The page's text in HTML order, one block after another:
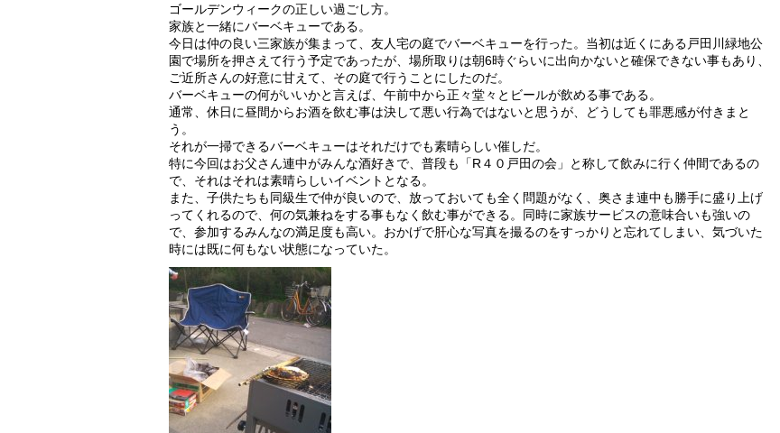
ゴールデンウィークの正しい過ごし方。
家族と一緒にバーベキューである。
今日は仲の良い三家族が集まって、友人宅の庭でバーベキューを行った。当初は近くにある戸田川緑地公
園で場所を押さえて行う予定であったが、場所取りは朝6時ぐらいに出向かないと確保できない事もあり、
ご近所さんの好意に甘えて、その庭で行うことにしたのだ。
バーベキューの何がいいかと言えば、午前中から正々堂々とビールが飲める事である。
通常、休日に昼間からお酒を飲む事は決して悪い行為ではないと思うが、どうしても罪悪感が付きまと
う。
それが一掃できるバーベキューはそれだけでも素晴らしい催しだ。
特に今回はお父さん連中がみんな酒好きで、普段も「R４０戸田の会」と称して飲みに行く仲間であるの
で、それはそれは素晴らしいイベントとなる。
また、子供たちも同級生で仲が良いので、放っておいても全く問題がなく、奥さま連中も勝手に盛り上げ
ってくれるので、何の気兼ねをする事もなく飲む事ができる。同時に家族サービスの意味合いも強いの
で、参加するみんなの満足度も高い。おかげで肝心な写真を撮るのをすっかりと忘れてしまい、気づいた
時には既に何もない状態になっていた。